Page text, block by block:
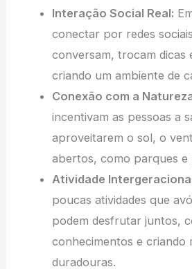
Interação Social Real:
conectar por redes
conversam, trocam dicas
criando um ambiente de
Conexão com a
incentivam as pessoas a
aproveitarem o sol, o
abertos, como parques e
Atividade
poucas atividades que
podem desfrutar juntos,
conhecimentos e criando
duradouras.